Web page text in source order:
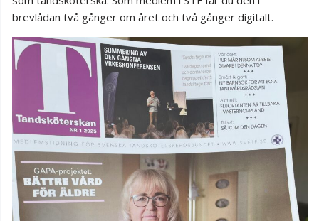
brevlådan två gånger om året och två gånger digitalt.